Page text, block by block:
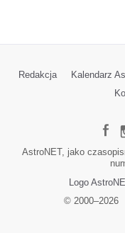
Redakcja Kalendarz
AstroNET, jako
Logo
© 2000–2026